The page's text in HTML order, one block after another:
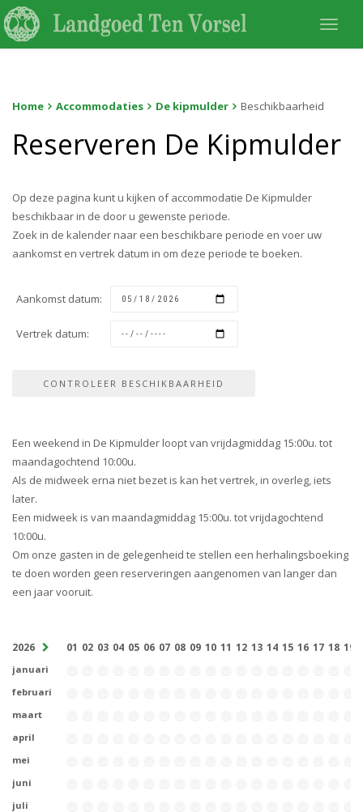
Home Accommodaties De kipmulder Beschikbaarheid
Reserveren De Kipmulder
Op deze pagina kunt u kijken of accommodatie De Kipmulder
beschikbaar in de door u gewenste periode.
Zoek in de kalender naar een beschikbare periode en voer uw
aankomst en vertrek datum in om deze periode te boeken.
Aankomst datum:
Vertrek datum:
Een weekend in De Kipmulder loopt van vrijdagmiddag 15:00u. tot
maandagochtend 10:00u.
Als de midweek erna niet bezet is kan het vertrek, in overleg, iets
later.
Een midweek is van maandagmiddag 15:00u. tot vrijdagochtend
10:00u.
Om onze gasten in de gelegenheid te stellen een herhalingsboeking
te doen worden geen reserveringen aangenomen van langer dan
een jaar vooruit.
2026 01 02 03 04 05 06 07 08 09 10 11 12 13 14 15 16 17 18 19
januari
februari
maart
april
mei
juni
juli